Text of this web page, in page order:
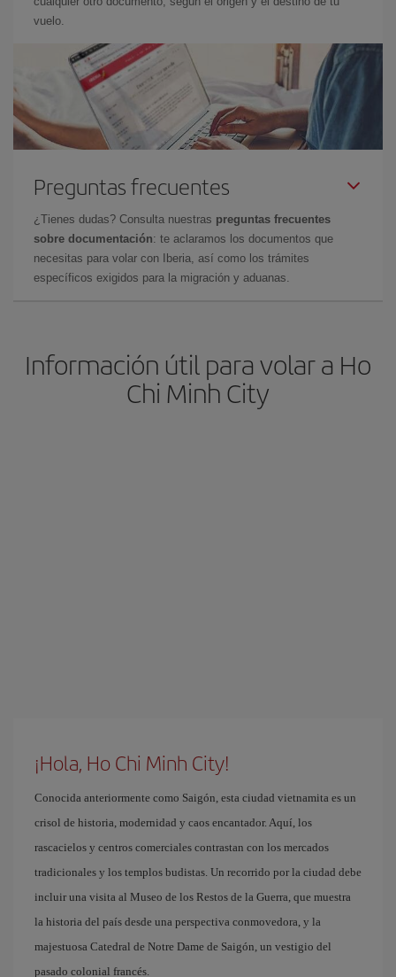
vuelo.
Preguntas frecuentes
¿Tienes dudas? Consulta nuestras preguntas frecuentes
sobre documentación: te aclaramos los documentos que
necesitas para volar con Iberia, así como los trámites
específicos exigidos para la migración y aduanas.
Información útil para volar a Ho
Chi Minh City
¡Hola, Ho Chi Minh City!
Conocida anteriormente como Saigón, esta ciudad vietnamita es un
crisol de historia, modernidad y caos encantador. Aquí, los
rascacielos y centros comerciales contrastan con los mercados
tradicionales y los templos budistas. Un recorrido por la ciudad debe
incluir una visita al Museo de los Restos de la Guerra, que muestra
la historia del país desde una perspectiva conmovedora, y la
majestuosa Catedral de Notre Dame de Saigón, un vestigio del
pasado colonial francés.